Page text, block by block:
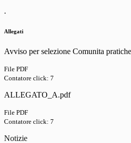
.
Allegati
Avviso per selezione Comunita
File PDF
Contatore click: 7
ALLEGATO_A.pdf
File PDF
Contatore click: 7
Notizie